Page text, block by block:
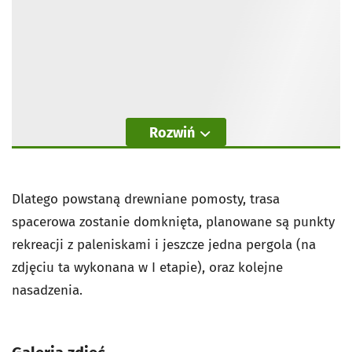
Rozwiń
Dlatego powstaną drewniane pomosty, trasa
spacerowa zostanie domknięta, planowane są punkty
rekreacji z paleniskami i jeszcze jedna pergola (na
zdjęciu ta wykonana w I etapie), oraz kolejne
nasadzenia.